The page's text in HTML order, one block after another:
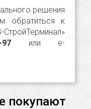
решения
обратиться к
97 или e-
покупают